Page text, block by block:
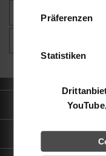
Daten
haben oder die
Präferenzen
Statistiken
Fernleihe
Informationen für